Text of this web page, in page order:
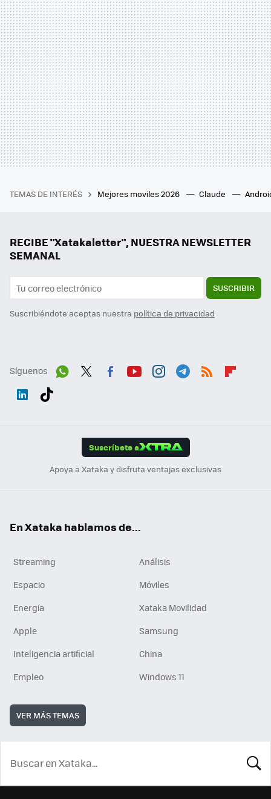
TEMAS DE INTERÉS Mejores moviles 2026 Claude
RECIBE "Xatakaletter", NUESTRA NEWSLETTER
SEMANAL
SUSCRIBIR
Suscribiéndote aceptas nuestra política de privacidad
Síguenos
Suscríbete a
Apoya a Xataka y disfruta ventajas exclusivas
En Xataka hablamos de...
Streaming
Análisis
Espacio
Móviles
Energía
Xataka Movilidad
Apple
Samsung
Inteligencia artificial
China
Empleo
Windows 11
VER MÁS TEMAS